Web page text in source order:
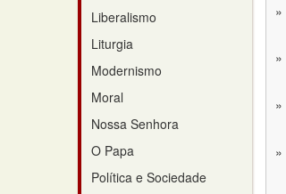
Liberalismo
Liturgia
Modernismo
Moral
Nossa Senhora
O Papa
Política e Sociedade